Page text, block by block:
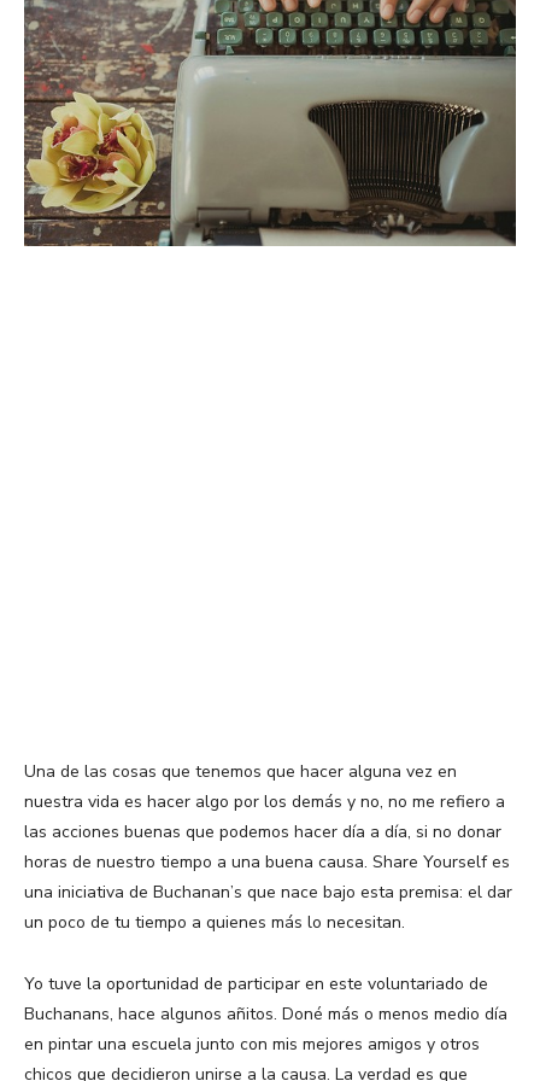
Una de las cosas que tenemos que hacer alguna vez en
nuestra vida es hacer algo por los demás y no, no me refiero a
las acciones buenas que podemos hacer día a día, si no donar
horas de nuestro tiempo a una buena causa. Share Yourself es
una iniciativa de Buchanan’s que nace bajo esta premisa: el dar
un poco de tu tiempo a quienes más lo necesitan.
Yo tuve la oportunidad de participar en este voluntariado de
Buchanans, hace algunos añitos. Doné más o menos medio día
en pintar una escuela junto con mis mejores amigos y otros
chicos que decidieron unirse a la causa. La verdad es que